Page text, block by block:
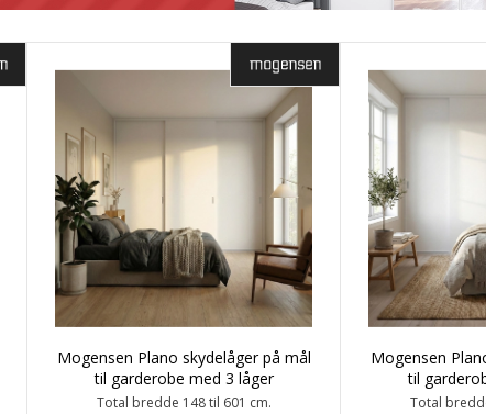
Mogensen Plano skydelåger på mål
til garderobe med 3 låger
Total bredde 148 til 601 cm.
Mogensen
til
Total